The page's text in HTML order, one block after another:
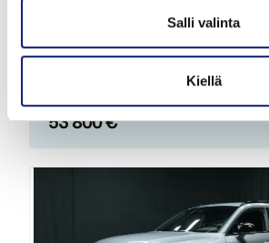
Salli valinta
Kiellä
TWIN PLUS
53 800 €